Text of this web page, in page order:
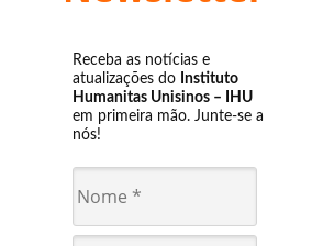
Receba as notícias e
atualizações do Instituto
Humanitas Unisinos – IHU
em primeira mão. Junte-se a
nós!